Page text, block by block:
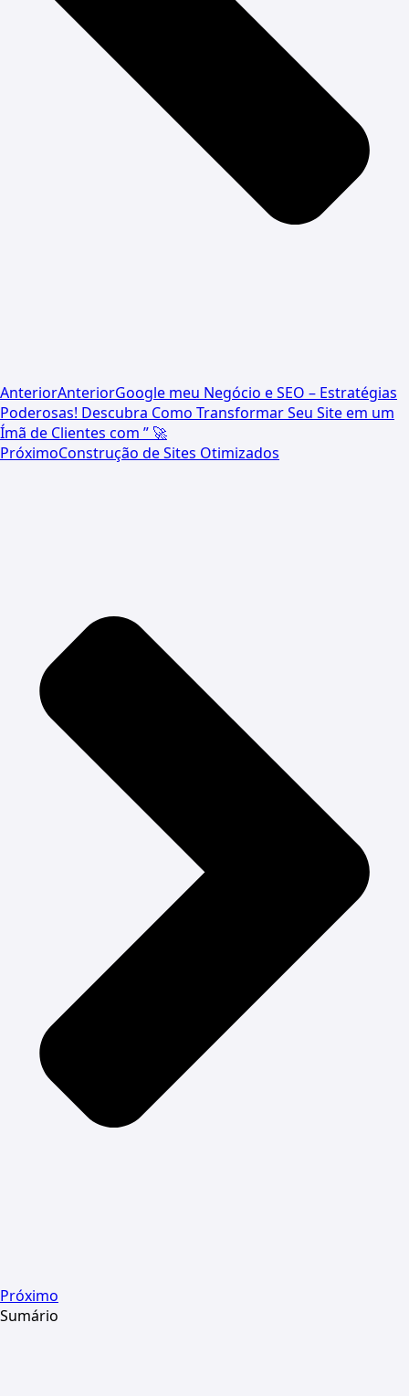
AnteriorAnteriorGoogle meu Negócio e SEO – Estratégias
Poderosas! Descubra Como Transformar Seu Site em um
Ímã de Clientes com ” 🚀
PróximoConstrução de Sites Otimizados
Próximo
Sumário